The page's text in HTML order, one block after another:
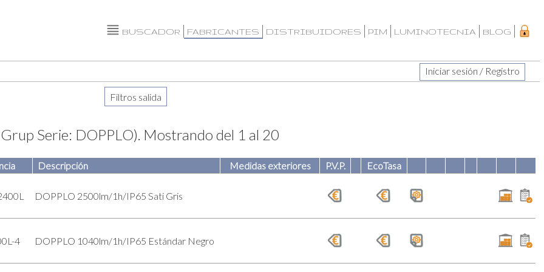
BUSCADOR FABRICANTES DISTRIBUIDORES PIM LUMINOTECNIA BLOG
Iniciar sesión / Registro
Serie: DOPPLO). Mostrando del 1 al 20
Descripción Medidas exteriores P.V.P. EcoTasa
DOPPLO 2500lm/1h/IP65 Sati Gris
4 DOPPLO 1040lm/1h/IP65 Estándar Negro